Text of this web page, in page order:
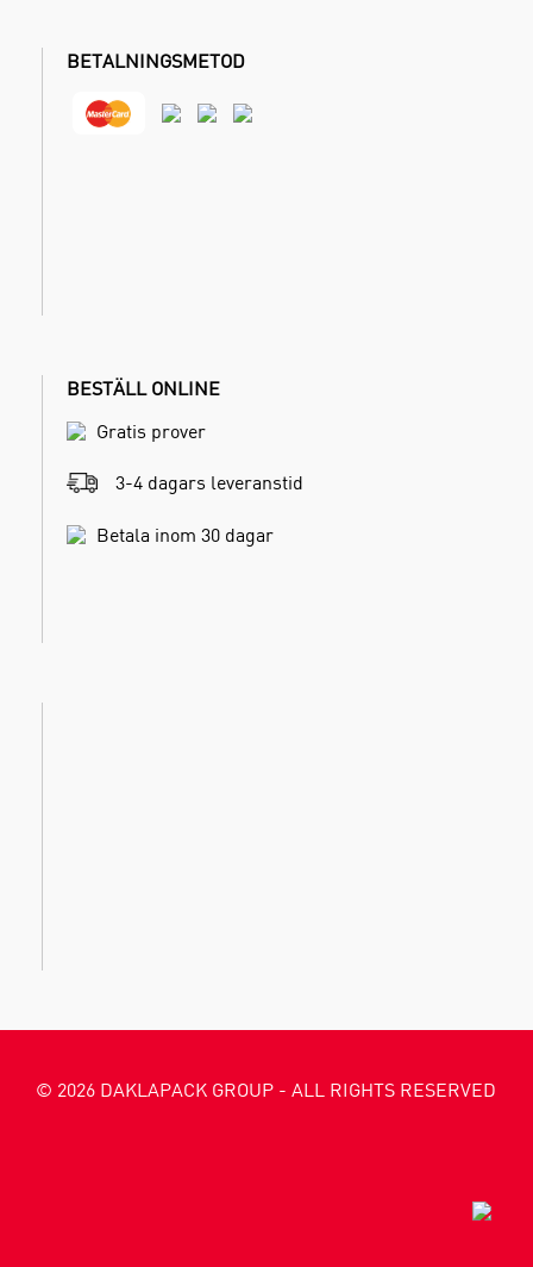
BETALNINGSMETOD
BESTÄLL ONLINE
Gratis prover
3-4 dagars leveranstid
Betala inom 30 dagar
© 2026 DAKLAPACK GROUP - ALL RIGHTS RESERVED